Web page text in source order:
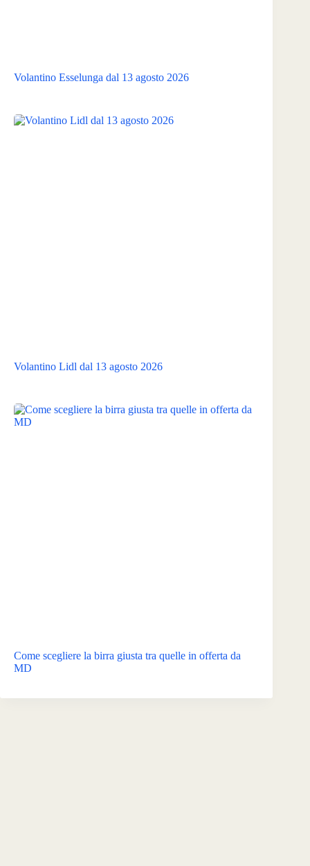
Volantino Esselunga dal 13 agosto 2026
Volantino Lidl dal 13 agosto 2026
Come scegliere la birra giusta tra quelle in offerta da
MD